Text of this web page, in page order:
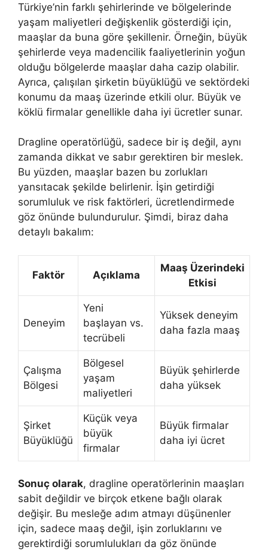
Türkiye’nin farklı şehirlerinde ve bölgelerinde
yaşam maliyetleri değişkenlik gösterdiği için,
maaşlar da buna göre şekillenir. Örneğin, büyük
şehirlerde veya madencilik faaliyetlerinin yoğun
olduğu bölgelerde maaşlar daha cazip olabilir.
Ayrıca, çalışılan şirketin büyüklüğü ve sektördeki
konumu da maaş üzerinde etkili olur. Büyük ve
köklü firmalar genellikle daha iyi ücretler sunar.
Dragline operatörlüğü, sadece bir iş değil, aynı
zamanda dikkat ve sabır gerektiren bir meslek.
Bu yüzden, maaşlar bazen bu zorlukları
yansıtacak şekilde belirlenir. İşin getirdiği
sorumluluk ve risk faktörleri, ücretlendirmede
göz önünde bulundurulur. Şimdi, biraz daha
detaylı bakalım:
Faktör Açıklama
Maaş Üzerindeki
Etkisi
Deneyim
Yeni
başlayan vs.
tecrübeli
Yüksek deneyim
daha fazla maaş
Çalışma
Bölgesi
Bölgesel
yaşam
maliyetleri
Büyük şehirlerde
daha yüksek
Şirket
Büyüklüğü
Küçük veya
büyük
firmalar
Büyük firmalar
daha iyi ücret
Sonuç olarak, dragline operatörlerinin maaşları
sabit değildir ve birçok etkene bağlı olarak
değişir. Bu mesleğe adım atmayı düşünenler
için, sadece maaş değil, işin zorluklarını ve
gerektirdiği sorumlulukları da göz önünde